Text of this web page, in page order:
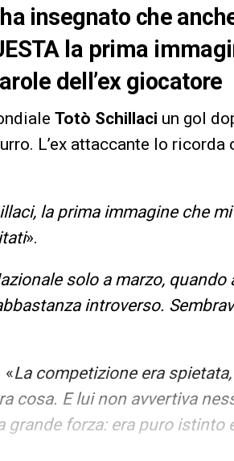
insegnato che
la prima
dell’ex giocatore
Totò Schillaci un gol
L’ex attaccante lo ricorda
la prima immagine che
».
solo a marzo,
introverso.
«La competizione era
cosa. E lui non avvertiva
forza: era puro istinto